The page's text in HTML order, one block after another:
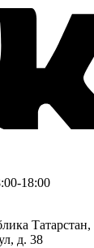
18:00
д. 38